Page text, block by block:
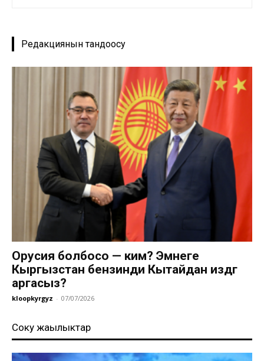
Редакциянын тандоосу
Орусия болбосо — ким? Эмнеге
Кыргызстан бензинди Кытайдан издөөгө
аргасыз?
kloopkyrgyz - 07/07/2026
Соңку жаңылыктар